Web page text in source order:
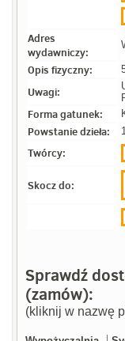
Adres
wydawniczy:
Opis fizyczny:
Uwagi:
Forma gatunek:
Powstanie dzieła:
Twórcy:
Skocz do:
Sprawdź
(zamów):
(kliknij w nazwę